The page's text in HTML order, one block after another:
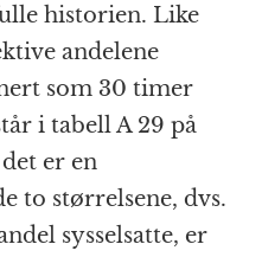
historien. Like
andelene
som 30 timer
i tabell A 29 på
er en
to størrelsene, dvs.
syssel­satte, er